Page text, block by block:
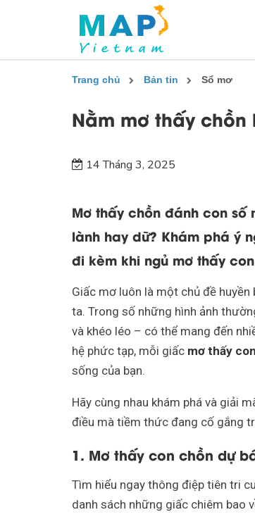
Trang chủ Bản tin Sổ mơ
Nằm mơ thấy
14 Tháng 3, 2025
Mơ thấy chồn đánh con
lành hay dữ? Khám phá ý
đi kèm khi ngủ mơ thấy
Giấc mơ luôn là một chủ đề
ta. Trong số những hình ảnh
và khéo léo – có thể mang đến
hệ phức tạp, mỗi giấc mơ thấy
sống của bạn.
Hãy cùng nhau khám phá và giải
điều mà tiềm thức đang cố gắng
1. Mơ thấy con chồn dự
Tìm hiểu ngay thông điệp tiên tri
danh sách những giấc chiêm bao